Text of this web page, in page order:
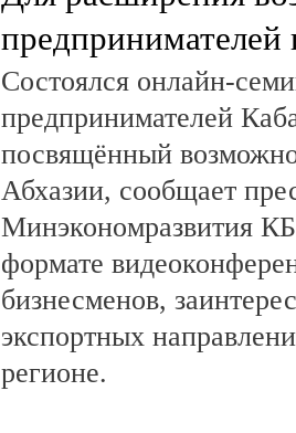
предпринимателей
Состоялся онлайн-
предпринимателей
посвящённый
Абхазии, сообщает
Минэкономразвития
формате
бизнесменов,
экспортных
регионе.